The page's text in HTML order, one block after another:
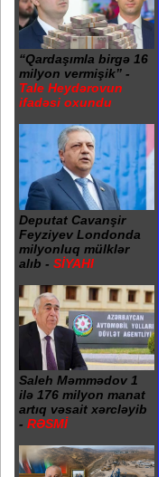
“Qardaşımla birgə 16
milyon vermişik” -
Tale Heydərovun
ifadəsi oxundu
Deputat Cavanşir
Feyziyev Londonda
milyonluq mülklər
alıb - SİYAHI
Saleh Məmmədov 1
ilə 176 milyon manat
artıq vəsait xərcləyib
- RƏSMİ